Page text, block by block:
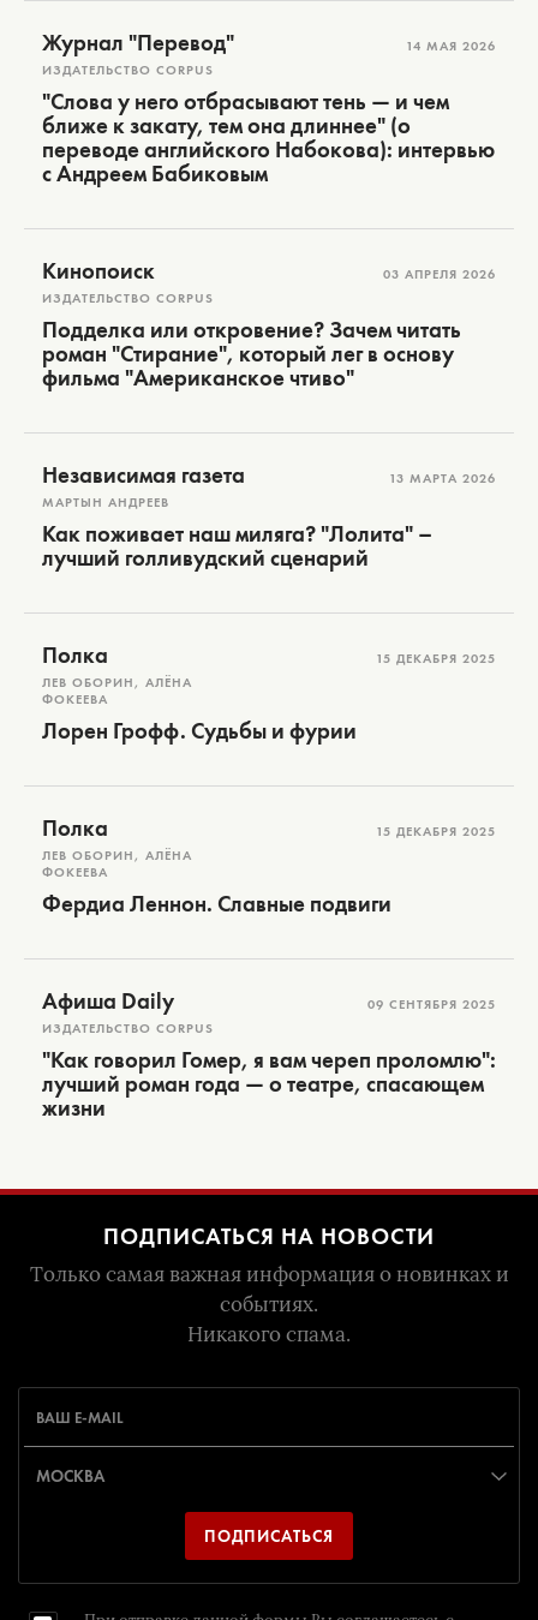
Журнал "Перевод"
ИЗДАТЕЛЬСТВО CORPUS
14 МАЯ 2026
"Слова у него отбрасывают тень — и чем
ближе к закату, тем она длиннее" (о
переводе английского Набокова): интервью
с Андреем Бабиковым
Кинопоиск
ИЗДАТЕЛЬСТВО CORPUS
03 АПРЕЛЯ 2026
Подделка или откровение? Зачем читать
роман "Стирание", который лег в основу
фильма "Американское чтиво"
Независимая газета
МАРТЫН АНДРЕЕВ
13 МАРТА 2026
Как поживает наш миляга? "Лолита" –
лучший голливудский сценарий
Полка
ЛЕВ ОБОРИН, АЛЁНА
ФОКЕЕВА
15 ДЕКАБРЯ 2025
Лорен Грофф. Судьбы и фурии
Полка
ЛЕВ ОБОРИН, АЛЁНА
ФОКЕЕВА
15 ДЕКАБРЯ 2025
Фердиа Леннон. Славные подвиги
Афиша Daily
ИЗДАТЕЛЬСТВО CORPUS
09 СЕНТЯБРЯ 2025
"Как говорил Гомер, я вам череп проломлю":
лучший роман года — о театре, спасающем
жизни
ПОДПИСАТЬСЯ НА НОВОСТИ
Только самая важная информация о новинках и
событиях.
Никакого спама.
ПОДПИСАТЬСЯ